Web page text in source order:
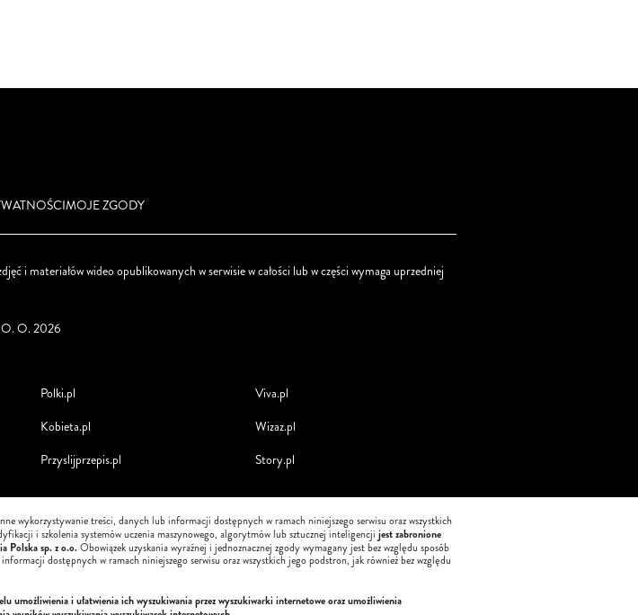
MOJE ZGODY
i materiałów wideo opublikowanych w serwisie w całości lub w części wymaga uprzedniej
O. 2026
Polki.pl
Kobieta.pl
Przyslijprzepis.pl
Viva.pl
Wizaz.pl
Story.pl
wykorzystywanie treści, danych lub informacji dostępnych w ramach niniejszego serwisu oraz wszystkich
i szkolenia systemów uczenia maszynowego, algorytmów lub sztucznej inteligencji jest zabronione
Polska sp. z o.o.Obowiązek uzyskania wyraźnej i jednoznacznej zgody wymagany jest bez względu sposób
dostępnych w ramach niniejszego serwisu oraz wszystkich jego podstron, jak również bez względu
umożliwienia i ułatwienia ich wyszukiwania przez wyszukiwarki internetowe oraz umożliwienia